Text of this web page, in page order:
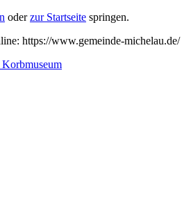
oderzur Startseite springen.
https://www.gemeinde-michelau.de/